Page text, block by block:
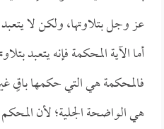
عز وجل بتلاوتها، ولكن لا
أما الآية المحكمة فإنه يتعبد
فالمحكمة هي التي حكمها باقٍ
هي الواضحة الجلية؛ لأن